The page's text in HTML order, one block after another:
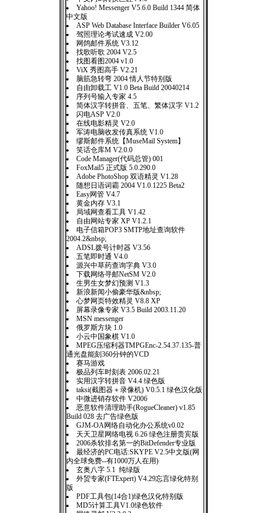
Yahoo! Messenger V5.6.0 Build 1344 简体
中文版
ASP Web Database Interface Builder V6.05
驾照理论考试速成 V2.00
网鸽邮件系统 V3.12
找歌听歌 2004 V2.5
找图看图2004 v1.0
ViX 秀图高手 V2.21
脑筋急转弯 2004 情人节特别版
自由卸载工 V1.0 Beta Build 20040214
序列号输入专家 4.5
简体汉字转拼音、五笔、繁体汉字 V1.2
闪电ASP V2.0
在线电影精灵 V2.0
军涛电脑收发传真系统 V1.0
缪斯邮件系统【MuseMail System】
笑话仓库M V2.0.0
Code Manager(代码总管) 001
FoxMail5 正式版 5.0.290.0
Adobe PhotoShop 双语精灵 V1.28
随想日语词霸 2004 V1.0.1225 Beta2
Easy网管 V4.7
黄金内存 V3.1
局域网查看工具 V1.42
自由网站专家 XP V1.2.1
电子信箱POP3 SMTP地址查询软件
2004.2&nbsp;
ADSL拨号计时器 V3.56
五笔即时通 V4.0
源兴中草药查询字典 V3.0
下载网络寻邮NetSM V2.0
生男生女梦幻预测 V1.3
新浪新闻小偷豪华版&nbsp;
心梦网页特效精灵 V8.8 XP
屏幕录像专家 V3.5 Build 2003.11.20
MSN messenger
俄罗斯方块 1.0
小云中国象棋 V1.0
MPEG压缩利器TMPGEnc-2.54.37.135-普
通光盘能刻360分钟的VCD
赛马游戏
极品列车时刻表 2006.02.21
实用汉字转拼音 V4.4 绿色版
taksi(截图器＋录像机) V0.5.1 绿色汉化版
中微进销存软件 V2006
恶意软件清理助手(RogueCleaner) v1.85
Build 028 去广告绿色版
GJM-OA网络自动化办公系统v0.02
天天卫星网络电视 6.26 绿色注册贵宾版
2006杀软排名第一的BitDefender专业版
最经济的PC电话:SKYPE V2.5中文版(网
内全球免费--有1000万人在用)
玄奥八字 5.1 纯绿版
外贸专家(FTExpert) V4.29忘言绿化特别
版
PDF工具包(14合1)绿色汉化特别版
MD5计算工具V1.0绿色软件